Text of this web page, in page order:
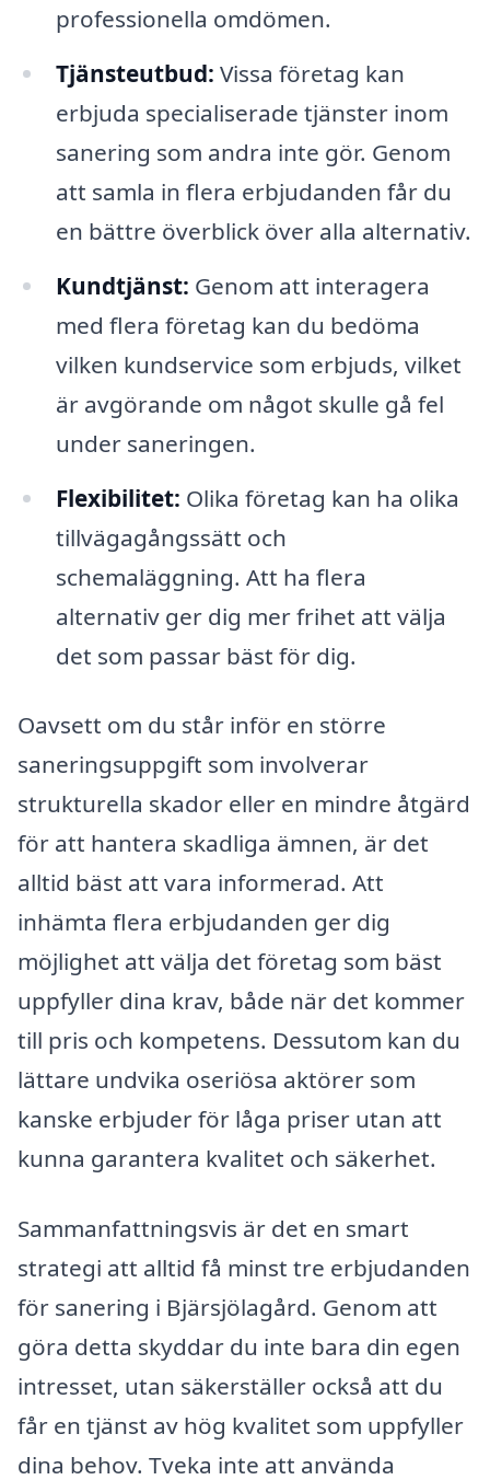
professionella omdömen.
Tjänsteutbud: Vissa företag kan
erbjuda specialiserade tjänster inom
sanering som andra inte gör. Genom
att samla in flera erbjudanden får du
en bättre överblick över alla alternativ.
Kundtjänst: Genom att interagera
med flera företag kan du bedöma
vilken kundservice som erbjuds, vilket
är avgörande om något skulle gå fel
under saneringen.
Flexibilitet: Olika företag kan ha olika
tillvägagångssätt och
schemaläggning. Att ha flera
alternativ ger dig mer frihet att välja
det som passar bäst för dig.
Oavsett om du står inför en större
saneringsuppgift som involverar
strukturella skador eller en mindre åtgärd
för att hantera skadliga ämnen, är det
alltid bäst att vara informerad. Att
inhämta flera erbjudanden ger dig
möjlighet att välja det företag som bäst
uppfyller dina krav, både när det kommer
till pris och kompetens. Dessutom kan du
lättare undvika oseriösa aktörer som
kanske erbjuder för låga priser utan att
kunna garantera kvalitet och säkerhet.
Sammanfattningsvis är det en smart
strategi att alltid få minst tre erbjudanden
för sanering i Bjärsjölagård. Genom att
göra detta skyddar du inte bara din egen
intresset, utan säkerställer också att du
får en tjänst av hög kvalitet som uppfyller
dina behov. Tveka inte att använda